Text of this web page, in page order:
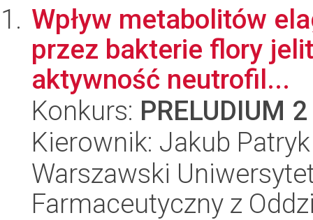
Wpływ metabolitów
przez bakterie flory
aktywność neutrofil...
Konkurs: PRELUDIUM 2
Kierownik: Jakub
Warszawski
Farmaceutyczny z